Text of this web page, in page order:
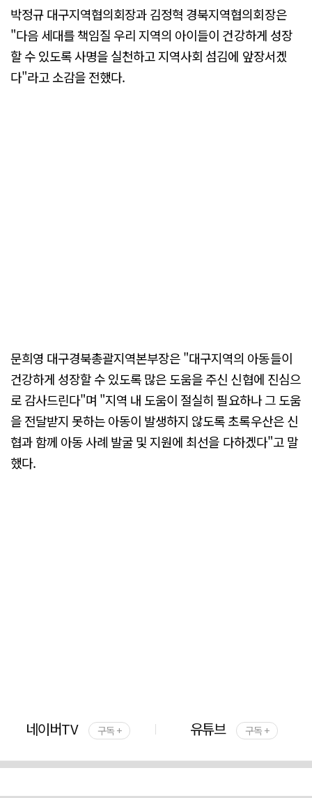
박정규 대구지역협의회장과 김정혁 경북지역협의회장은
"다음 세대를 책임질 우리 지역의 아이들이 건강하게 성장
할 수 있도록 사명을 실천하고 지역사회 섬김에 앞장서겠
다"라고 소감을 전했다.
문희영 대구경북총괄지역본부장은 "대구지역의 아동들이
건강하게 성장할 수 있도록 많은 도움을 주신 신협에 진심으
로 감사드린다"며 "지역 내 도움이 절실히 필요하나 그 도움
을 전달받지 못하는 아동이 발생하지 않도록 초록우산은 신
협과 함께 아동 사례 발굴 및 지원에 최선을 다하겠다"고 말
했다.
네이버TV 구독 + 유튜브 구독 +